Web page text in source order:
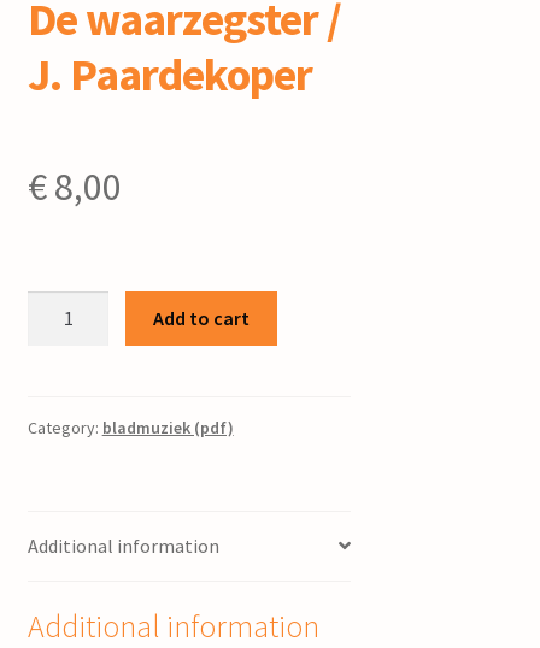
De waarzegster /
J. Paardekoper
€8,00
Paardekoper
Add to cart
Category: bladmuziek (pdf)
Additional information
Additional information